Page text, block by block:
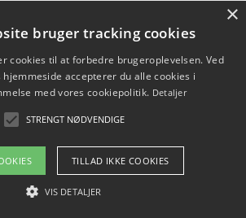
til en hjemmeside uden binding
2026 - Pilanto Aps
kontakt
Blog Betingelser
×
bruger tracking cookies
cookies til at forbedre brugeroplevelsen. Ved
accepterer du alle cookies i
med vores cookiepolitik. Detaljer
STRENGT NØDVENDIGE
TILLAD IKKE COOKIES
VIS DETALJER